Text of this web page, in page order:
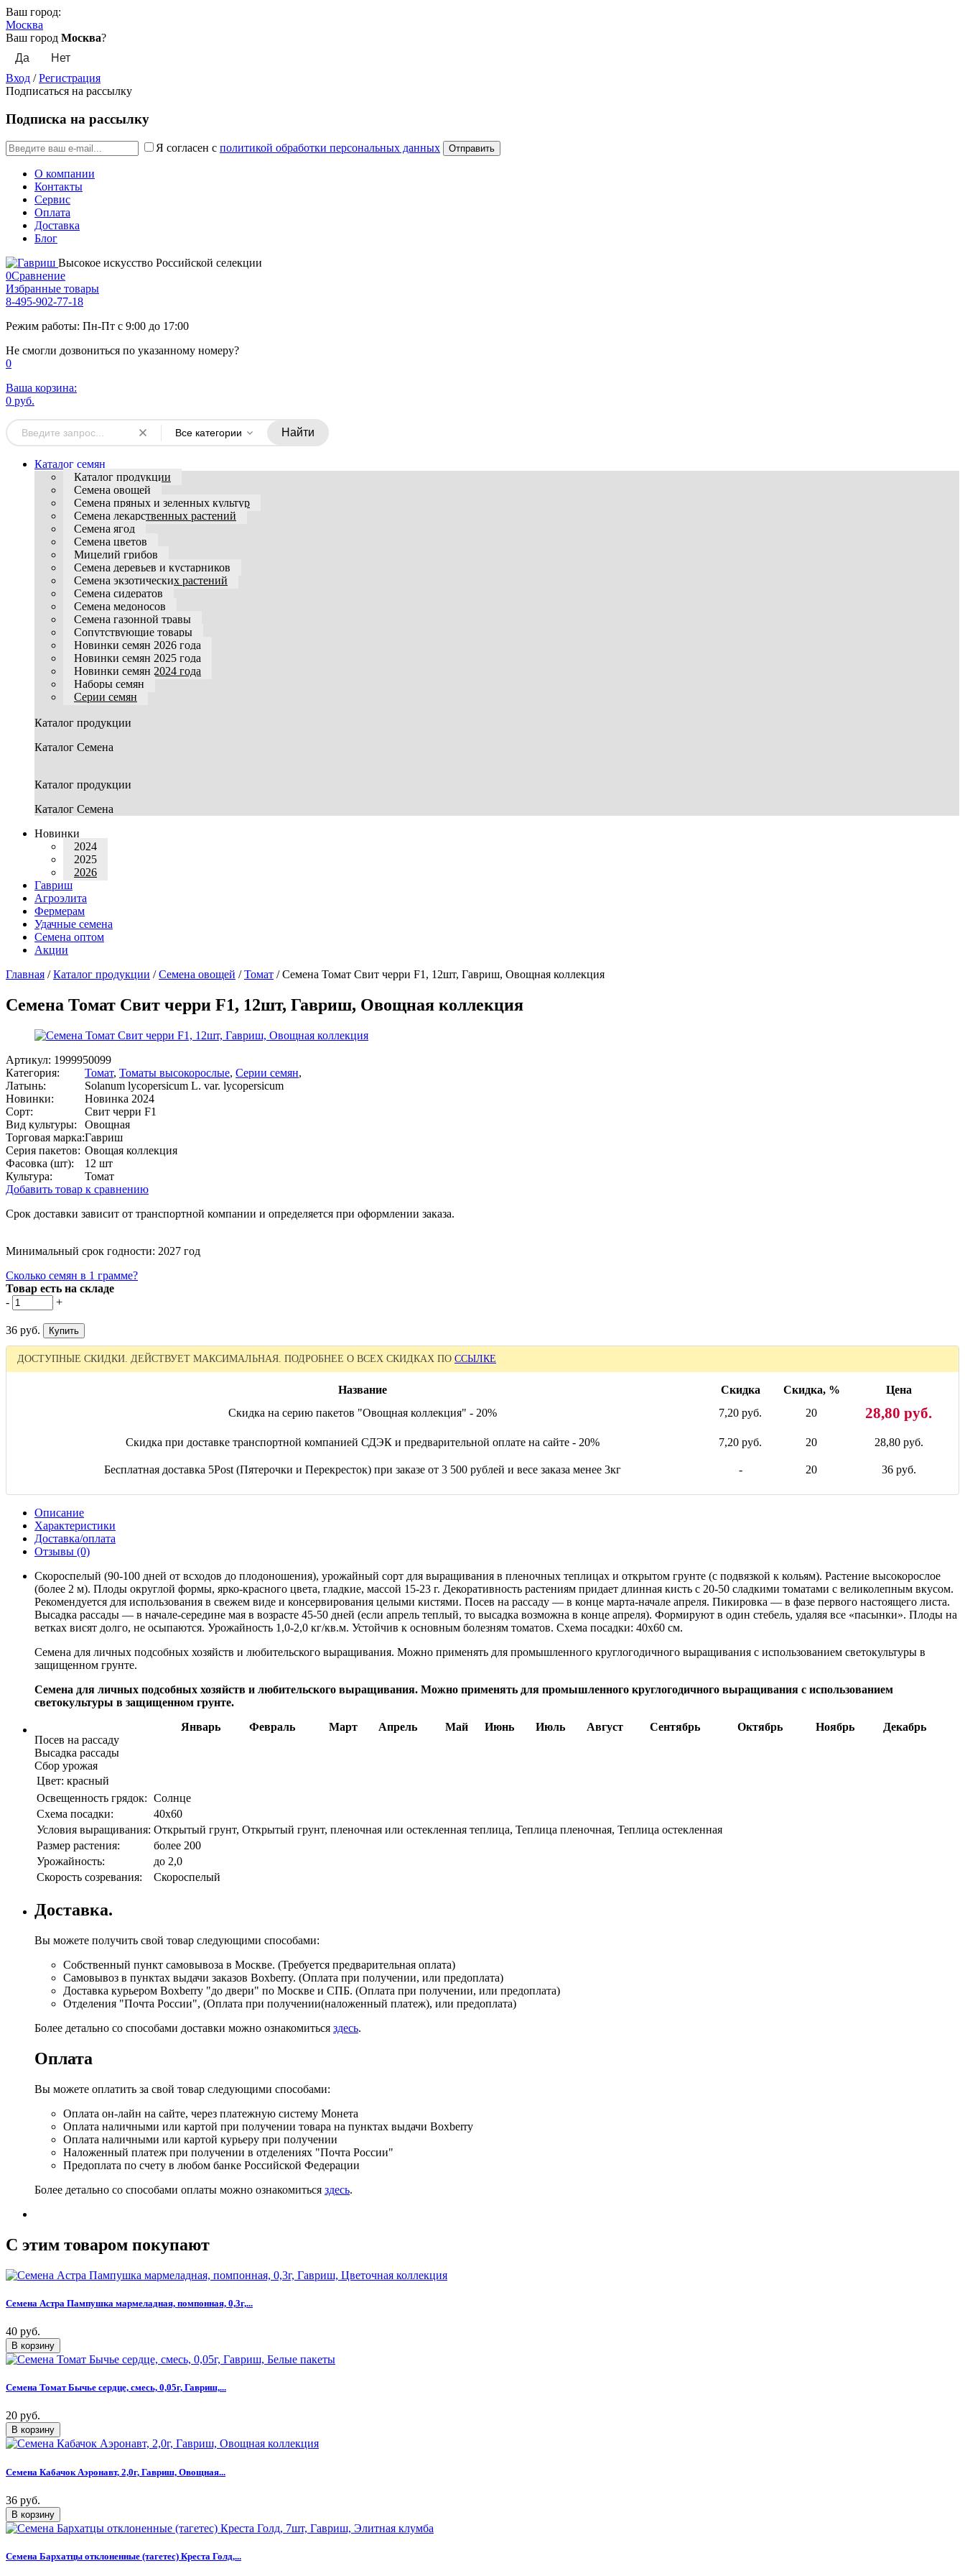
Ваш город:
Москва
Ваш город Москва?
Вход /Регистрация
Подписаться на рассылку
Подписка на рассылку
Я согласен с политикой обработки персональных данных
О компании
Контакты
Сервис
Оплата
Доставка
Блог
Высокое искусство Российской селекции
0Сравнение
Избранные товары
8-495-902-77-18
Режим работы: Пн-Пт с 9:00 до 17:00
Не смогли дозвониться по указанному номеру?
0
Ваша корзина:
0 руб.
Все категории Найти
Каталог семян
Каталог продукции
Семена овощей
Семена пряных и зеленных культур
Семена лекарственных растений
Семена ягод
Семена цветов
Мицелий грибов
Семена деревьев и кустарников
Семена экзотических растений
Семена сидератов
Семена медоносов
Семена газонной травы
Сопутствующие товары
Новинки семян 2026 года
Новинки семян 2025 года
Новинки семян 2024 года
Наборы семян
Серии семян
Каталог продукции
Каталог Семена
Каталог продукции
Каталог Семена
Новинки
2024
2025
2026
Гавриш
Агроэлита
Фермерам
Удачные семена
Семена оптом
Акции
Главная /Каталог продукции /Семена овощей /Томат /Семена Томат Свит черри F1, 12шт, Гавриш, Овощная коллекция
Семена Томат Свит черри F1, 12шт, Гавриш, Овощная коллекция
Артикул: 1999950099
Категория:
Томат, Томаты высокорослые, Серии семян,
Латынь:
Solanum lycopersicum L. var. lycopersicum
Новинки:
Новинка 2024
Сорт:
Свит черри F1
Вид культуры:
Овощная
Торговая марка:Гавриш
Серия пакетов: Овощая коллекция
Фасовка (шт):
12 шт
Культура:
Томат
Добавить товар к сравнению
Срок доставки зависит от транспортной компании и определяется при оформлении заказа.
Минимальный срок годности: 2027 год
Сколько семян в 1 грамме?
Товар есть на складе
-
+
36 руб.
ДОСТУПНЫЕ СКИДКИ. ДЕЙСТВУЕТ МАКСИМАЛЬНАЯ. ПОДРОБНЕЕ О ВСЕХ СКИДКАХ ПО ССЫЛКЕ
Название Скидка Скидка, %
Цена
Скидка на серию пакетов "Овощная коллекция" - 20%
7,20 руб. 20 28,80 руб.
Скидка при доставке транспортной компанией СДЭК и предварительной оплате на сайте - 20% 7,20 руб. 20 28,80 руб.
Бесплатная доставка 5Post (Пятерочки и Перекресток) при заказе от 3 500 рублей и весе заказа менее 3кг - 20 36 руб.
Описание
Характеристики
Доставка/оплата
Отзывы (0)
Скороспелый (90-100 дней от всходов до плодоношения), урожайный сорт для выращивания в пленочных теплицах и открытом грунте (с подвязкой к кольям). Растение высокорослое
(более 2 м). Плоды округлой формы, ярко-красного цвета, гладкие, массой 15-23 г. Декоративность растениям придает длинная кисть с 20-50 сладкими томатами с великолепным вкусом.
Рекомендуется для использования в свежем виде и консервирования целыми кистями. Посев на рассаду — в конце марта-начале апреля. Пикировка — в фазе первого настоящего листа.
Высадка рассады — в начале-середине мая в возрасте 45-50 дней (если апрель теплый, то высадка возможна в конце апреля). Формируют в один стебель, удаляя все «пасынки». Плоды на
ветках висят долго, не осыпаются. Урожайность 1,0-2,0 кг/кв.м. Устойчив к основным болезням томатов. Схема посадки: 40х60 см.
Семена для личных подсобных хозяйств и любительского выращивания. Можно применять для промышленного круглогодичного выращивания с использованием светокультуры в
защищенном грунте.
Семена для личных подсобных хозяйств и любительского выращивания. Можно применять для промышленного круглогодичного выращивания с использованием
светокультуры в защищенном грунте.
Январь
Февраль Март Апрель Май Июнь Июль Август Сентябрь Октябрь Ноябрь
Декабрь
Посев на рассаду
Высадка рассады
Сбор урожая
Цвет: красный
Освещенность грядок: Солнце
Схема посадки:
40х60
Условия выращивания: Открытый грунт, Открытый грунт, пленочная или остекленная теплица, Теплица пленочная, Теплица остекленная
Размер растения:
более 200
Урожайность:
до 2,0
Скорость созревания:
Скороспелый
Доставка.
Вы можете получить свой товар следующими способами:
Собственный пункт самовывоза в Москве. (Требуется предварительная оплата)
Самовывоз в пунктах выдачи заказов Boxberry. (Оплата при получении, или предоплата)
Доставка курьером Boxberry "до двери" по Москве и СПБ. (Оплата при получении, или предоплата)
Отделения "Почта России", (Оплата при получении(наложенный платеж), или предоплата)
Более детально со способами доставки можно ознакомиться здесь.
Оплата
Вы можете оплатить за свой товар следующими способами:
Оплата он-лайн на сайте, через платежную систему Монета
Оплата наличными или картой при получении товара на пунктах выдачи Boxberry
Оплата наличными или картой курьеру при получении
Наложенный платеж при получении в отделениях "Почта России"
Предоплата по счету в любом банке Российской Федерации
Более детально со способами оплаты можно ознакомиться здесь.
C этим товаром покупают
Семена Астра Пампушка мармеладная, помпонная, 0,3г,...
40 руб.
Семена Томат Бычье сердце, смесь, 0,05г, Гавриш,...
20 руб.
Семена Кабачок Аэронавт, 2,0г, Гавриш, Овощная...
36 руб.
Семена Бархатцы отклоненные (тагетес) Креста Голд,...